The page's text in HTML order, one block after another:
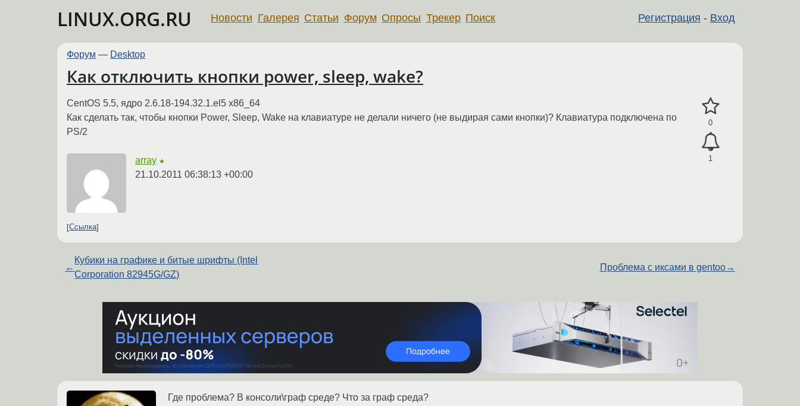
LINUX.ORG.RU Регистрация - Вход
Новости Галерея Статьи Форум Опросы Трекер Поиск
Форум — Desktop
Как отключить кнопки power, sleep, wake?
0
1
CentOS 5.5, ядро 2.6.18-194.32.1.el5 x86_64
Как сделать так, чтобы кнопки Power, Sleep, Wake на клавиатуре не делали ничего (не выдирая сами кнопки)? Клавиатура подключена по
PS/2
array ★
21.10.2011 06:38:13 +00:00
Ссылка
←
Кубики на графике и битые шрифты (Intel
Corporation 82945G/GZ)
Проблема с иксами в gentoo→
Где проблема? В консоли\граф среде? Что за граф среда?